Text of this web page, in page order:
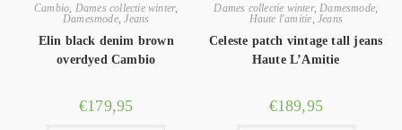
Cambio, Dames collectie winter,
Damesmode,Jeans
Elin black denim brown
overdyed Cambio
€179,95
Dames collectie winter,Damesmode,
Haute l'amitie, Jeans
Celeste patch vintage tall jeans
Haute L’Amitie
€189,95